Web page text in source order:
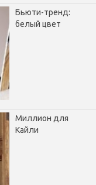
Бьюти-тренд:
белый цвет
Миллион для
Кайли